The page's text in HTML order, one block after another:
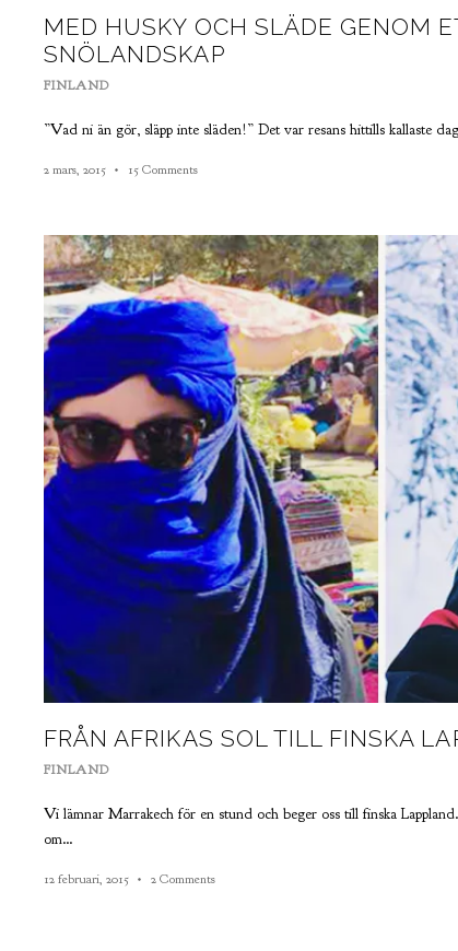
MED HUSKY OCH SLÄDE GENOM
SNÖLANDSKAP
FINLAND
”Vad ni än gör, släpp inte släden!” Det var resans hittills kallaste
2 mars, 2015 15 Comments
FRÅN AFRIKAS SOL TILL FINSKA
FINLAND
Vi lämnar Marrakech för en stund och beger oss till finska
om…
12 februari, 2015 2 Comments